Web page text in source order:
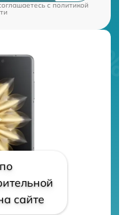
cполитикой
сайте